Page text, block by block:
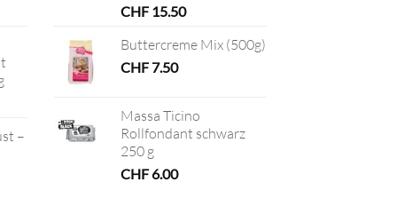
–
CHF15.50
Buttercreme Mix (500g)
CHF7.50
Massa Ticino
Rollfondant schwarz
250 g
CHF6.00